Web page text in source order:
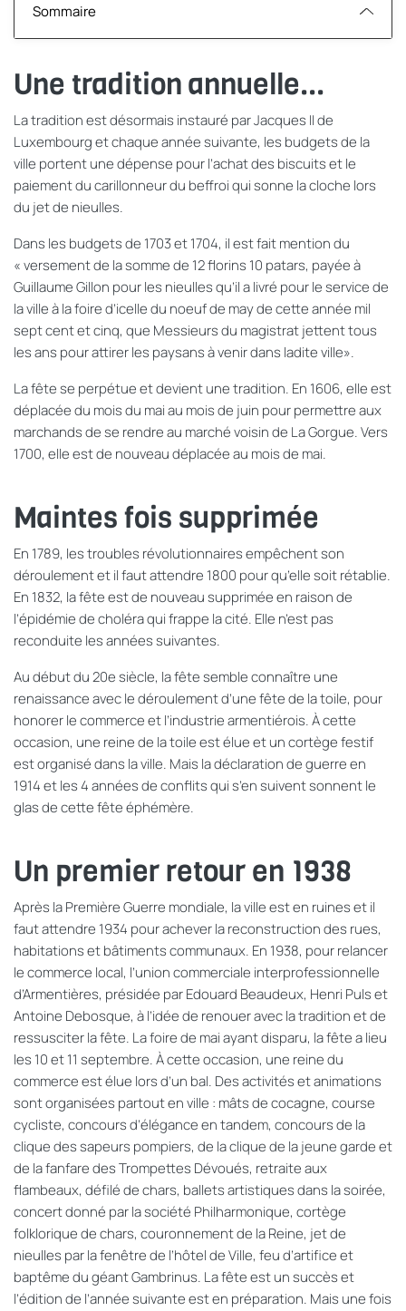
Sommaire
Une tradition annuelle...
La tradition est désormais instauré par Jacques II de
Luxembourg et chaque année suivante, les budgets de la
ville portent une dépense pour l’achat des biscuits et le
paiement du carillonneur du beffroi qui sonne la cloche lors
du jet de nieulles.
Dans les budgets de 1703 et 1704, il est fait mention du
« versement de la somme de 12 florins 10 patars, payée à
Guillaume Gillon pour les nieulles qu’il a livré pour le service de
la ville à la foire d’icelle du noeuf de may de cette année mil
sept cent et cinq, que Messieurs du magistrat jettent tous
les ans pour attirer les paysans à venir dans ladite ville».
La fête se perpétue et devient une tradition. En 1606, elle est
déplacée du mois du mai au mois de juin pour permettre aux
marchands de se rendre au marché voisin de La Gorgue. Vers
1700, elle est de nouveau déplacée au mois de mai.
Maintes fois supprimée
En 1789, les troubles révolutionnaires empêchent son
déroulement et il faut attendre 1800 pour qu’elle soit rétablie.
En 1832, la fête est de nouveau supprimée en raison de
l’épidémie de choléra qui frappe la cité. Elle n’est pas
reconduite les années suivantes.
Au début du 20e siècle, la fête semble connaître une
renaissance avec le déroulement d’une fête de la toile, pour
honorer le commerce et l’industrie armentiérois. À cette
occasion, une reine de la toile est élue et un cortège festif
est organisé dans la ville. Mais la déclaration de guerre en
1914 et les 4 années de conflits qui s’en suivent sonnent le
glas de cette fête éphémère.
Un premier retour en 1938
Après la Première Guerre mondiale, la ville est en ruines et il
faut attendre 1934 pour achever la reconstruction des rues,
habitations et bâtiments communaux. En 1938, pour relancer
le commerce local, l’union commerciale interprofessionnelle
d’Armentières, présidée par Edouard Beaudeux, Henri Puls et
Antoine Debosque, à l’idée de renouer avec la tradition et de
ressusciter la fête. La foire de mai ayant disparu, la fête a lieu
les 10 et 11 septembre. À cette occasion, une reine du
commerce est élue lors d’un bal. Des activités et animations
sont organisées partout en ville : mâts de cocagne, course
cycliste, concours d’élégance en tandem, concours de la
clique des sapeurs pompiers, de la clique de la jeune garde et
de la fanfare des Trompettes Dévoués, retraite aux
flambeaux, défilé de chars, ballets artistiques dans la soirée,
concert donné par la société Philharmonique, cortège
folklorique de chars, couronnement de la Reine, jet de
nieulles par la fenêtre de l’hôtel de Ville, feu d’artifice et
baptême du géant Gambrinus. La fête est un succès et
l’édition de l’année suivante est en préparation. Mais une fois